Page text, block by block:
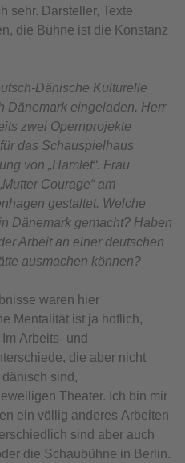
sehr. Darsteller, Texte
die Bühne ist die Konstanz
Dänische Kulturelle
Dänemark eingeladen. Herr
zwei Opernprojekte
das Schauspielhaus
von „Hamlet“. Frau
Courage“ am
gestaltet. Welche
Dänemark gemacht? Haben
Arbeit an einer deutschen
ausmachen können?
waren hier
Mentalität ist ja höflich,
Arbeits- und
die aber nicht
sind,
Theater. Ich bin mir
ein völlig anderes Arbeiten
sind aber auch
die Schaubühne in Berlin.